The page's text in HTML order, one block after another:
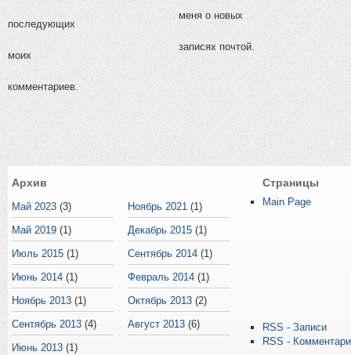
последующих
моих
комментариев.
меня о новых
записях почтой.
Архив
Май 2023 (3) Ноябрь 2021 (1)
Май 2019 (1) Декабрь 2015 (1)
Июль 2015 (1) Сентябрь 2014 (1)
Июнь 2014 (1) Февраль 2014 (1)
Ноябрь 2013 (1) Октябрь 2013 (2)
Сентябрь 2013 (4) Август 2013 (6)
Июнь 2013 (1)
Страницы
Main Page
RSS - Записи
RSS -